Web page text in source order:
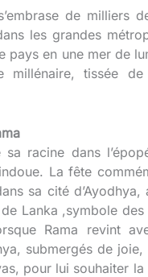
de milliers
les grandes
pays en une mer de
millénaire, tissée
racine dans
La fête
sa cité
Lanka ,symbole
Rama revint
submergés de
pour lui souhaiter